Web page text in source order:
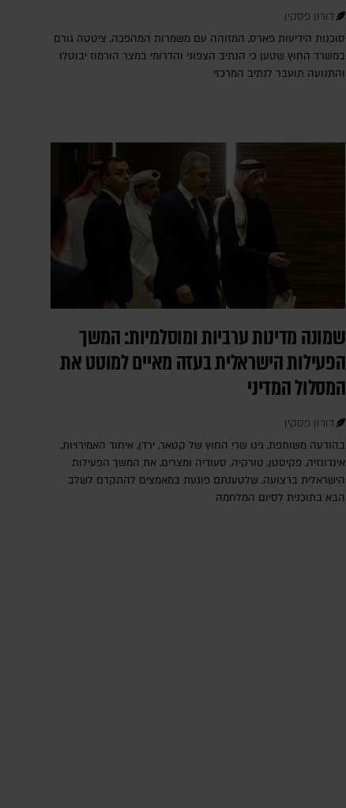
דורון פסקין
סוכנות הידיעות פארס, המזוהה עם משמרות המהפכה, ציטטה גורם
במשרד החוץ שטען כי הנתיב הצפוני והדרומי במצר הורמוז יבוטלו
והתנועה תועבר לנתיב המרכזי
שמונה מדינות ערביות ומוסלמיות: המשך
הפעילות הישראלית בעזה מאיים למוטט את
המסלול המדיני
דורון פסקין
בהודעה משותפת, גינו שרי החוץ של קטאר, ירדן, איחוד האמירויות,
אינדונזיה, פקיסטן, טורקיה, סעודיה ומצרים, את המשך הפעילות
הישראלית ברצועה, שלטענתם פוגעת במאמצים להתקדם לשלב
הבא בתוכנית לסיום המלחמה